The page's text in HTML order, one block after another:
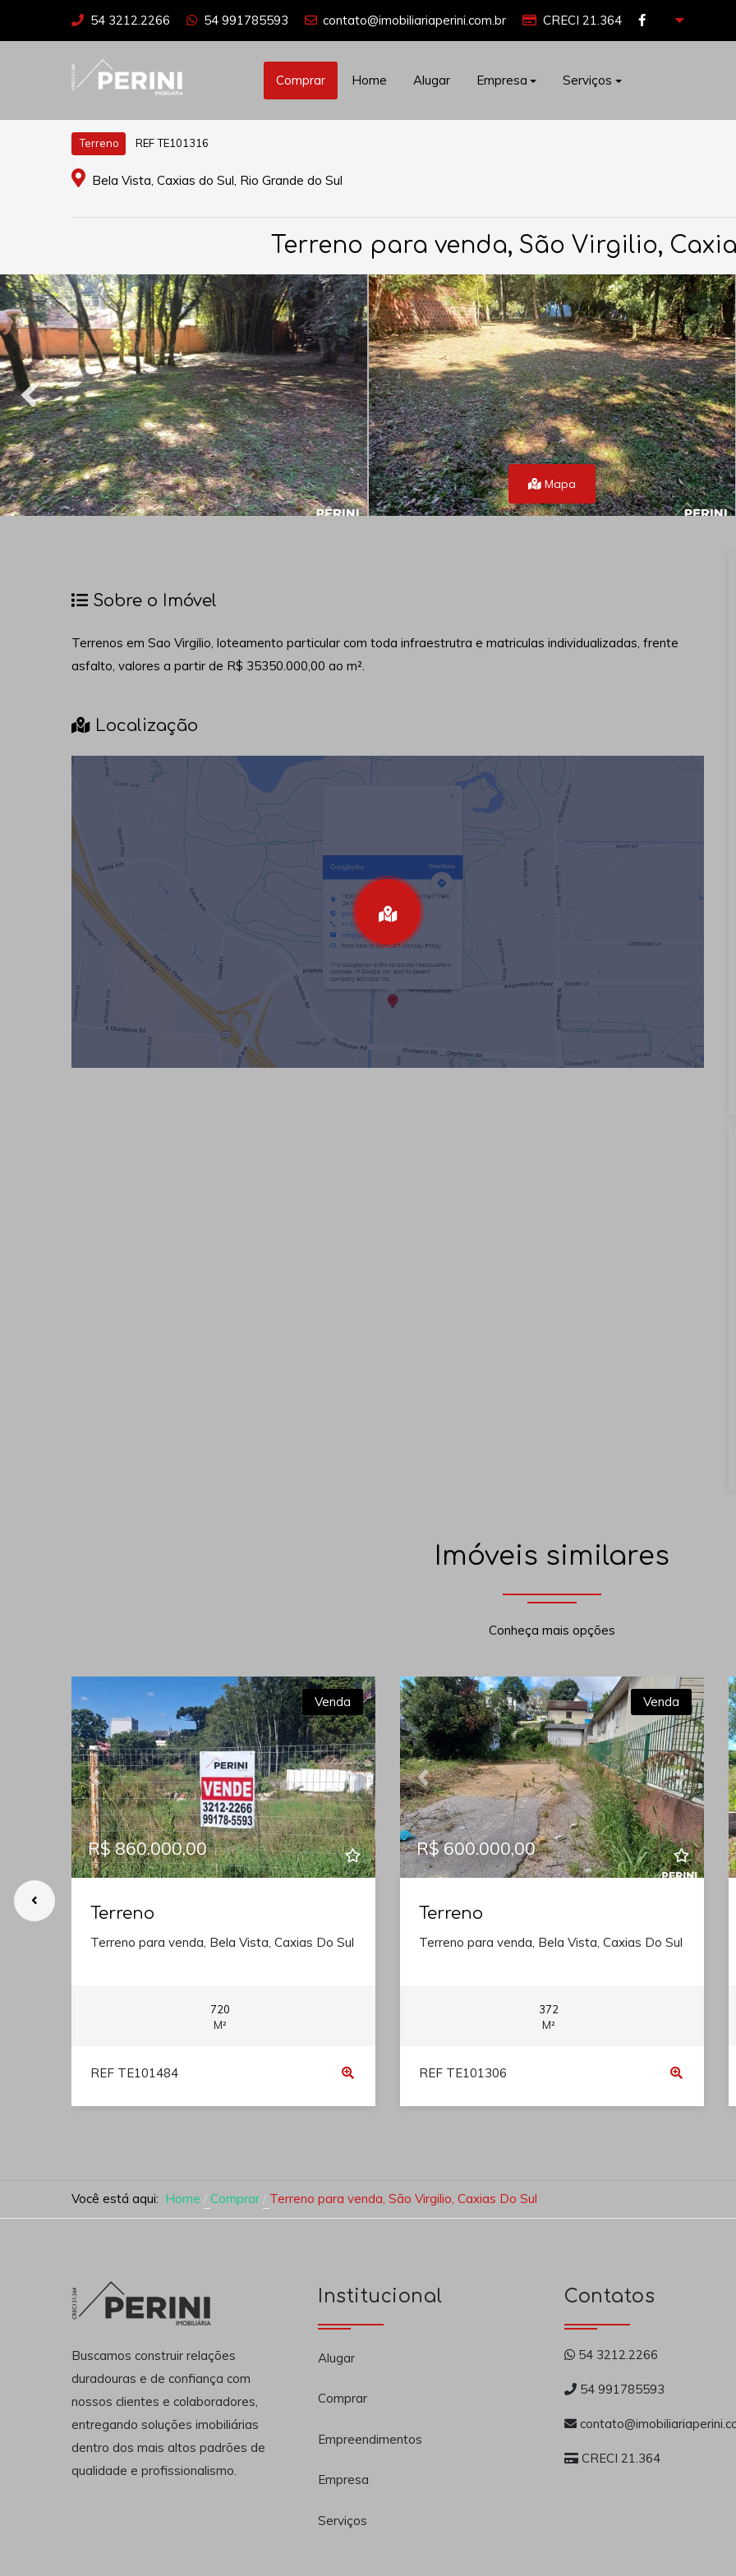
54 3212.2266 54 991785593 contato@imobiliariaperini.com.br CRECI 21.364
Comprar Home Alugar Empresa Serviços
Terreno REF TE101316
Bela Vista, Caxias do Sul, Rio Grande do Sul
Terreno para venda, São Virgilio,
Mapa
Sobre o Imóvel
Terrenos em Sao Virgilio, loteamento particular com toda infraestrutra e matriculas individualizadas, frente
asfalto, valores a partir de R$ 35350.000,00 ao m².
Localização
Imóveis similares
Conheça mais opções
Previous Next
Venda
R$ 860.000,00
Terreno
Terreno para venda, Bela Vista, Caxias Do Sul
720
M²
REF TE101484
Previous Next
Venda
R$ 600.000,00
Terreno
Terreno para venda, Bela Vista, Caxias Do Sul
372
M²
REF TE101306
Você está aqui: Home Comprar Terreno para venda, São Virgilio, Caxias Do Sul
Buscamos construir relações
duradouras e de confiança com
nossos clientes e colaboradores,
entregando soluções imobiliárias
dentro dos mais altos padrões de
qualidade e profissionalismo.
Institucional
Alugar
Comprar
Empreendimentos
Empresa
Serviços
Contatos
54 3212.2266
54 991785593
CRECI 21.364